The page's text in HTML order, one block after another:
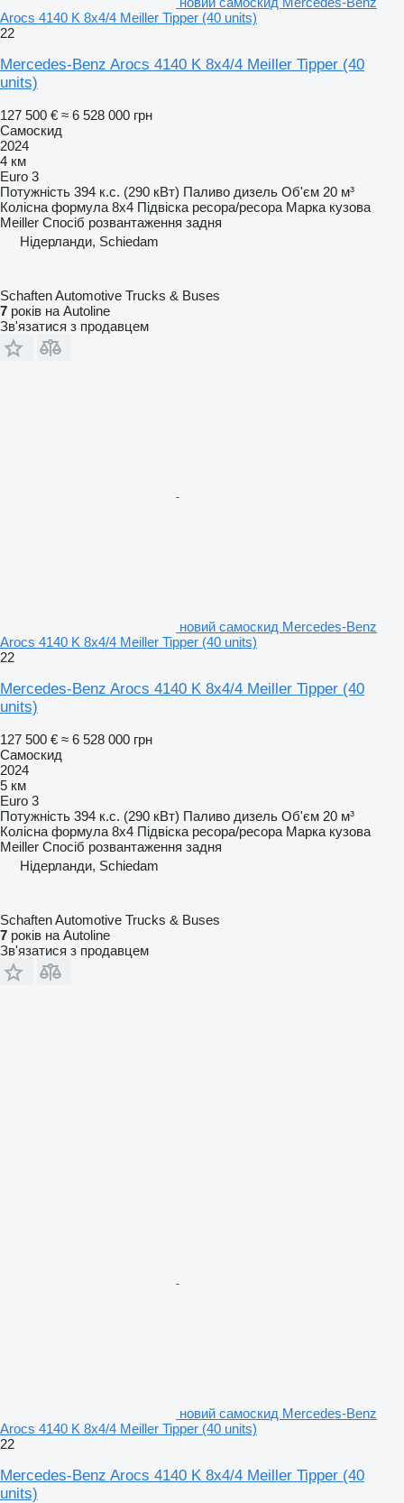
Arocs 4140 K 8x4/4 Meiller Tipper (40 units)
22
Mercedes-Benz Arocs 4140 K 8x4/4 Meiller Tipper (40
units)
127 500 € ≈ 6 528 000 грн
Самоскид
2024
4 км
Euro 3
Потужність 394 к.с. (290 кВт) Паливо дизель Об'єм 20 м³
Колісна формула 8x4 Підвіска ресора/ресора Марка кузова
Meiller Спосіб розвантаження задня
Нідерланди, Schiedam
Schaften Automotive Trucks & Buses
7 років на Autoline
Зв'язатися з продавцем
новий самоскид Mercedes-Benz
Arocs 4140 K 8x4/4 Meiller Tipper (40 units)
22
Mercedes-Benz Arocs 4140 K 8x4/4 Meiller Tipper (40
units)
127 500 € ≈ 6 528 000 грн
Самоскид
2024
5 км
Euro 3
Потужність 394 к.с. (290 кВт) Паливо дизель Об'єм 20 м³
Колісна формула 8x4 Підвіска ресора/ресора Марка кузова
Meiller Спосіб розвантаження задня
Нідерланди, Schiedam
Schaften Automotive Trucks & Buses
7 років на Autoline
Зв'язатися з продавцем
новий самоскид Mercedes-Benz
Arocs 4140 K 8x4/4 Meiller Tipper (40 units)
22
Mercedes-Benz Arocs 4140 K 8x4/4 Meiller Tipper (40
units)